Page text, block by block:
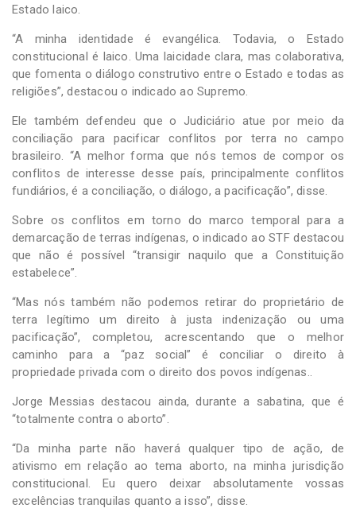
Estado laico.
“A minha identidade é evangélica. Todavia, o Estado
constitucional é laico. Uma laicidade clara, mas colaborativa,
que fomenta o diálogo construtivo entre o Estado e todas as
religiões”, destacou o indicado ao Supremo.
Ele também defendeu que o Judiciário atue por meio da
conciliação para pacificar conflitos por terra no campo
brasileiro. “A melhor forma que nós temos de compor os
conflitos de interesse desse país, principalmente conflitos
fundiários, é a conciliação, o diálogo, a pacificação”, disse.
Sobre os conflitos em torno do marco temporal para a
demarcação de terras indígenas, o indicado ao STF destacou
que não é possível “transigir naquilo que a Constituição
estabelece”.
“Mas nós também não podemos retirar do proprietário de
terra legítimo um direito à justa indenização ou uma
pacificação”, completou, acrescentando que o melhor
caminho para a “paz social” é conciliar o direito à
propriedade privada com o direito dos povos indígenas..
Jorge Messias destacou ainda, durante a sabatina, que é
“totalmente contra o aborto”.
“Da minha parte não haverá qualquer tipo de ação, de
ativismo em relação ao tema aborto, na minha jurisdição
constitucional. Eu quero deixar absolutamente vossas
excelências tranquilas quanto a isso”, disse.